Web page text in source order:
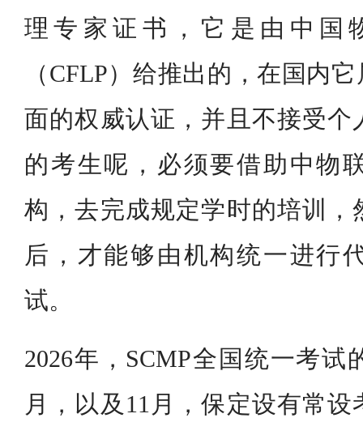
理专家证书，它是由中国
（CFLP）给推出的，在国内
面的权威认证，并且不接受个
的考生呢，必须要借助中物
构，去完成规定学时的培训，
后，才能够由机构统一进行
试。
2026年，SCMP全国统一考试
月，以及11月，保定设有常